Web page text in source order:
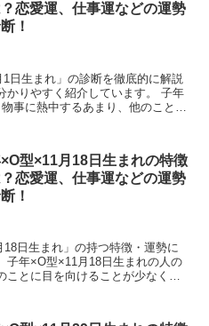
恋愛運、仕事運などの運勢
！
日生まれ」の診断を徹底的に解説
かりやすく紹介しています。 子年
事に熱中するあまり、他のことに
型×11月18日生まれの特徴
恋愛運、仕事運などの運勢
！
日生まれ」の持つ特徴・運勢に
子年×O型×11月18日生まれの人の
ことに目を向けることが少なくな